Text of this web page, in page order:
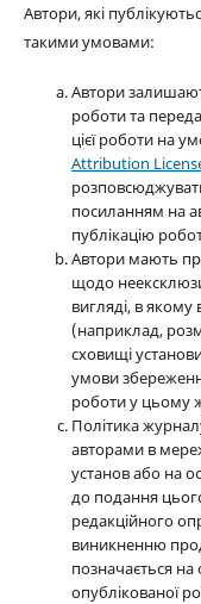
Автори, які
такими умовами:
Автори
роботи та
цієї роботи на
Attribution
посиланням на
публікацію
Автори мають
щодо
вигляді, в
(наприклад,
сховищі
умови
роботи у цьому
Політика
авторами в
установ або на
до подання
редакційного
виникненню
позначається на
опублікованої